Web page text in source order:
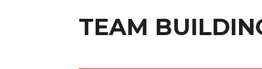
TEAM